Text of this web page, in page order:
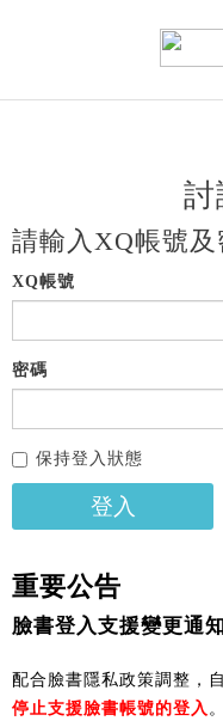
討
請輸入XQ帳號及
XQ帳號
密碼
保持登入狀態
登入
重要公告
臉書登入支援變更通知
配合臉書隱私政策調整，
停止支援臉書帳號的登入